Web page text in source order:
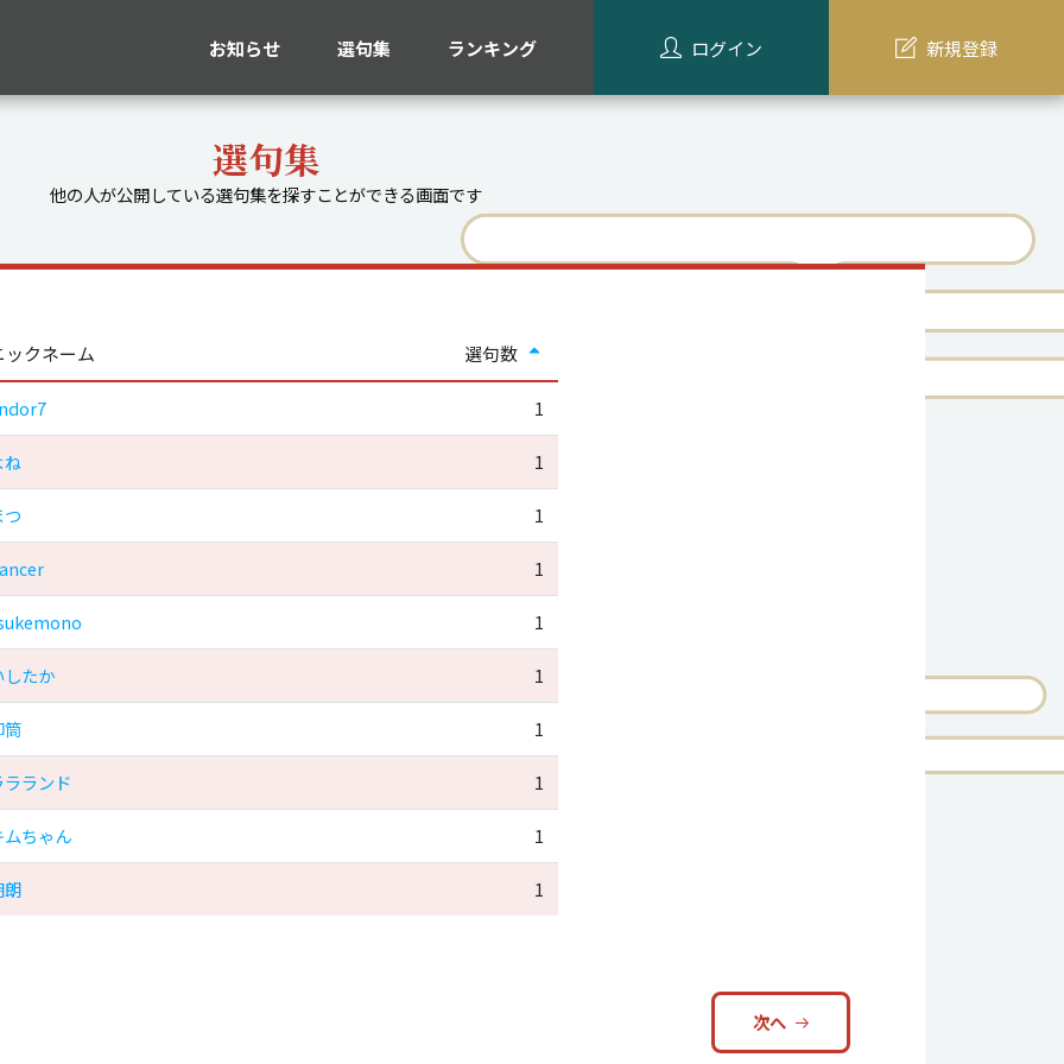
お知らせ 選句集 ランキング ログイン 新規登録
選句集
他の人が公開している選句集を探すことができる画面です
ックネーム 選句数
1
ね 1
1
1
1
したか 1
筒 1
ラランド 1
ムちゃん 1
朗 1
次へ